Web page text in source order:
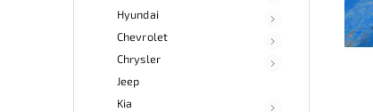
Hyundai
Chevrolet
Chrysler
Jeep
Kia